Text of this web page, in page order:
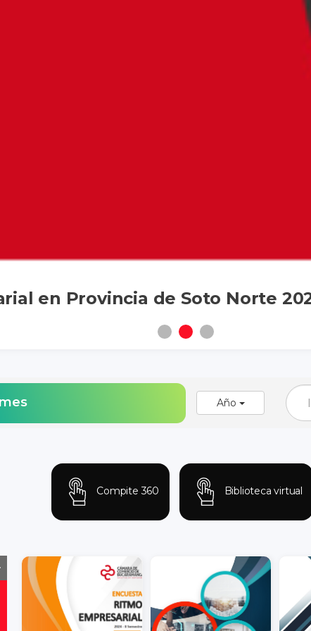
en Provincia de Soto Norte
Año
Compite 360 Biblioteca virtual